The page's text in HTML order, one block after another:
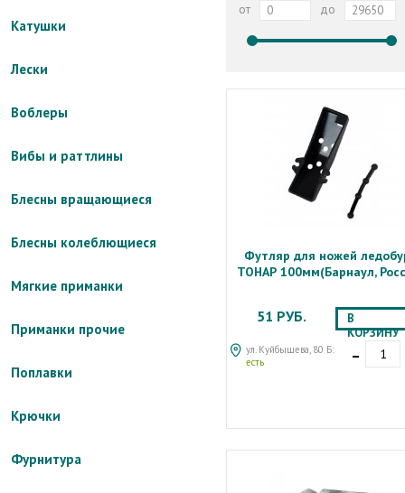
Катушки
Лески
Воблеры
Вибы и раттлины
Блесны вращающиеся
Блесны колеблющиеся
Мягкие приманки
Приманки прочие
Поплавки
Крючки
Фурнитура
от
до
Футляр для ножей
ТОНАР 100мм(Барнаул,
51 РУБ.
ул. Куйбышева, 80 Б:
есть
В
КОРЗИНУ
-